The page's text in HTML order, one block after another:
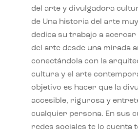
del arte y divulgadora
de Una historia del arte
dedica su trabajo a
del arte desde una mirada
conectándola con la
cultura y el arte
objetivo es hacer que la
accesible, rigurosa y
cualquier persona. En sus
redes sociales te lo cuenta